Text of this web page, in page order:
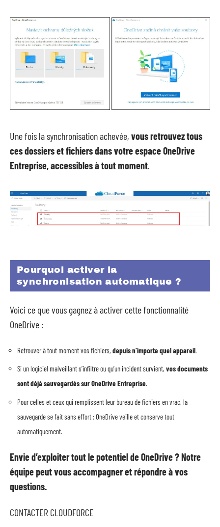
Une fois la synchronisation achevée, vous retrouvez tous
ces dossiers et fichiers dans votre espace OneDrive
Entreprise, accessibles à tout moment.
Pourquoi activer la
synchronisation automatique ?
Voici ce que vous gagnez à activer cette fonctionnalité
OneDrive :
Retrouver à tout moment vos fichiers, depuis n’importe quel appareil.
Si un logiciel malveillant s’infiltre ou qu’un incident survient, vos documents
sont déjà sauvegardés sur OneDrive Entreprise.
Pour celles et ceux qui remplissent leur bureau de fichiers en vrac, la
sauvegarde se fait sans effort : OneDrive veille et conserve tout
automatiquement.
Envie d’exploiter tout le potentiel de OneDrive ? Notre
équipe peut vous accompagner et répondre à vos
questions.
CONTACTER CLOUDFORCE